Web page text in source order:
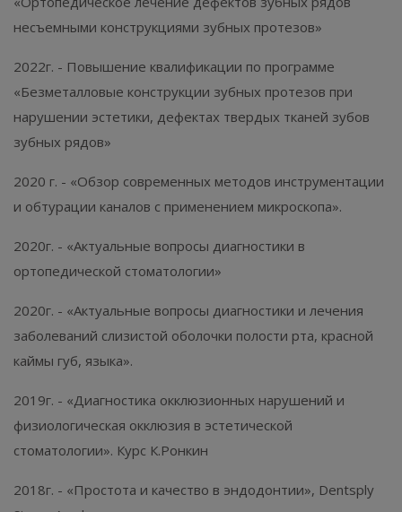
несъемными конструкциями зубных протезов»
2022г. - Повышение квалификации по программе
«Безметалловые конструкции зубных протезов при
нарушении эстетики, дефектах твердых тканей зубов
зубных рядов»
2020 г. - «Обзор современных методов инструментации
и обтурации каналов с применением микроскопа».
2020г. - «Актуальные вопросы диагностики в
ортопедической стоматологии»
2020г. - «Актуальные вопросы диагностики и лечения
заболеваний слизистой оболочки полости рта, красной
каймы губ, языка».
2019г. - «Диагностика окклюзионных нарушений и
физиологическая окклюзия в эстетической
стоматологии». Курс К.Ронкин
2018г. - «Простота и качество в эндодонтии», Dentsply